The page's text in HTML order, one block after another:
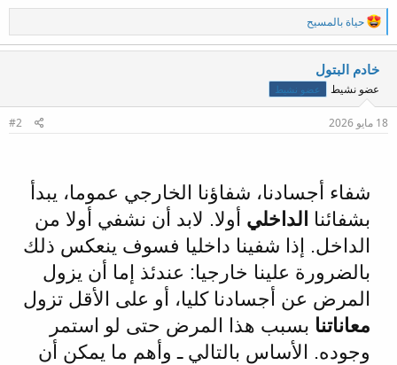
ا
ل
ت
ا
ع
ت
حياة بالمسيح
خادم البتول
عضو نشيط عضو نشيط
18 مايو 2026 #2
شفاء أجسادنا، شفاؤنا الخارجي عموما، يبدأ
بشفائنا الداخلي أولا. لابد أن نشفي أولا من
الداخل. إذا شفينا داخليا فسوف ينعكس ذلك
بالضرورة علينا خارجيا: عندئذ إما أن يزول
المرض عن أجسادنا كليا، أو على الأقل تزول
معاناتنا بسبب هذا المرض حتى لو استمر
وجوده. الأساس بالتالي ـ وأهم ما يمكن أن